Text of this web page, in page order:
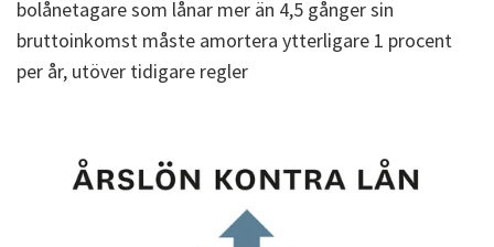
bolånetagare som lånar mer än 4,5 gånger sin
bruttoinkomst måste amortera ytterligare 1 procent
per år, utöver tidigare regler